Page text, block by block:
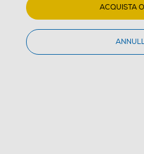
ACQUISTA